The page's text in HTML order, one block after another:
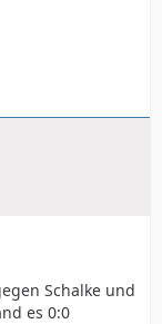
Schalke und
es 0:0